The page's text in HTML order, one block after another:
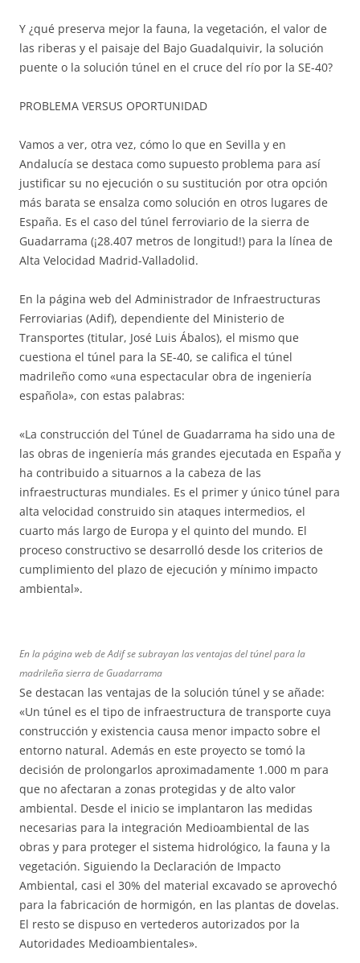
Y ¿qué preserva mejor la fauna, la vegetación, el valor de
las riberas y el paisaje del Bajo Guadalquivir, la solución
puente o la solución túnel en el cruce del río por la SE-40?
PROBLEMA VERSUS OPORTUNIDAD
Vamos a ver, otra vez, cómo lo que en Sevilla y en
Andalucía se destaca como supuesto problema para así
justificar su no ejecución o su sustitución por otra opción
más barata se ensalza como solución en otros lugares de
España. Es el caso del túnel ferroviario de la sierra de
Guadarrama (¡28.407 metros de longitud!) para la línea de
Alta Velocidad Madrid-Valladolid.
En la página web del Administrador de Infraestructuras
Ferroviarias (Adif), dependiente del Ministerio de
Transportes (titular, José Luis Ábalos), el mismo que
cuestiona el túnel para la SE-40, se califica el túnel
madrileño como «una espectacular obra de ingeniería
española», con estas palabras:
«La construcción del Túnel de Guadarrama ha sido una de
las obras de ingeniería más grandes ejecutada en España y
ha contribuido a situarnos a la cabeza de las
infraestructuras mundiales. Es el primer y único túnel para
alta velocidad construido sin ataques intermedios, el
cuarto más largo de Europa y el quinto del mundo. El
proceso constructivo se desarrolló desde los criterios de
cumplimiento del plazo de ejecución y mínimo impacto
ambiental».
En la página web de Adif se subrayan las ventajas del túnel para la
madrileña sierra de Guadarrama
Se destacan las ventajas de la solución túnel y se añade:
«Un túnel es el tipo de infraestructura de transporte cuya
construcción y existencia causa menor impacto sobre el
entorno natural. Además en este proyecto se tomó la
decisión de prolongarlos aproximadamente 1.000 m para
que no afectaran a zonas protegidas y de alto valor
ambiental. Desde el inicio se implantaron las medidas
necesarias para la integración Medioambiental de las
obras y para proteger el sistema hidrológico, la fauna y la
vegetación. Siguiendo la Declaración de Impacto
Ambiental, casi el 30% del material excavado se aprovechó
para la fabricación de hormigón, en las plantas de dovelas.
El resto se dispuso en vertederos autorizados por la
Autoridades Medioambientales».